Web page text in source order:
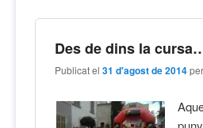
Des de dins la
Publicat el31 d'agost de 2014 per